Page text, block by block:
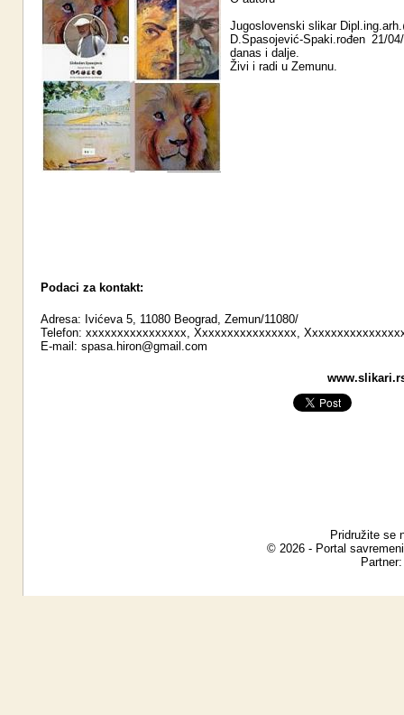
Jugoslovenski slikar
D.Spasojević-Spaki.rođen 21/
danas i dalje.
Živi i radi u Zemunu.
Podaci za kontakt:
Adresa: Ivićeva 5, 11080 Beograd, Zemun/11080/
Telefon: xxxxxxxxxxxxxxxx, Xxxxxxxxxxxxxxxx,
E-mail: spasa.hiron@gmail.com
Pridružite se
© 2026 - Portal